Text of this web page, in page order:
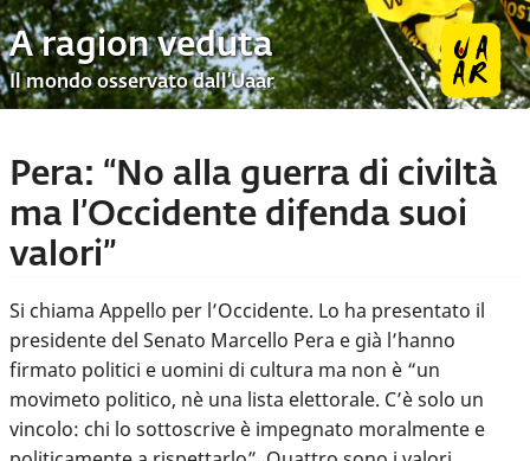
A ragion veduta
Il mondo osservato dall’Uaar
Pera: “No alla guerra di civiltà
ma l’Occidente difenda suoi
valori”
Si chiama Appello per l’Occidente. Lo ha presentato il
presidente del Senato Marcello Pera e già l’hanno
firmato politici e uomini di cultura ma non è “un
movimeto politico, nè una lista elettorale. C’è solo un
vincolo: chi lo sottoscrive è impegnato moralmente e